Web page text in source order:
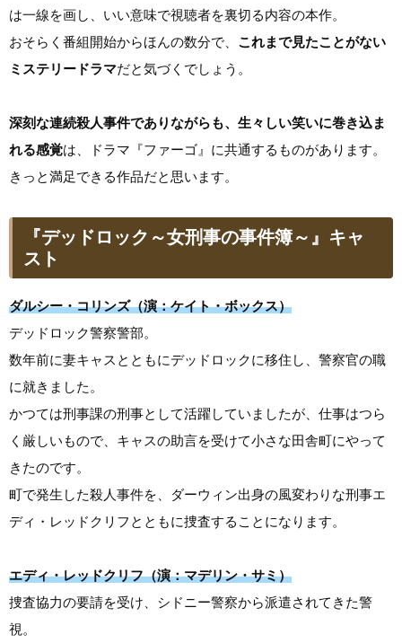
は一線を画し、いい意味で視聴者を裏切る内容の本作。
おそらく番組開始からほんの数分で、 これまで見たことがない
ミステリードラマだと気づくでしょう。
深刻な連続殺人事件でありながらも、生々しい笑いに巻き込ま
れる感覚は、ドラマ『ファーゴ』に共通するものがあります。
きっと満足できる作品だと思います。
『デッドロック～女刑事の事件簿～』キャ
スト
ダルシー・コリンズ（演：ケイト・ボックス）
デッドロック警察警部。
数年前に妻キャスとともにデッドロックに移住し、警察官の職
に就きました。
かつては刑事課の刑事として活躍していましたが、仕事はつら
く厳しいもので、キャスの助言を受けて小さな田舎町にやって
きたのです。
町で発生した殺人事件を、ダーウィン出身の風変わりな刑事エ
ディ・レッドクリフとともに捜査することになります。
エディ・レッドクリフ（演：マデリン・サミ）
捜査協力の要請を受け、シドニー警察から派遣されてきた警
視。